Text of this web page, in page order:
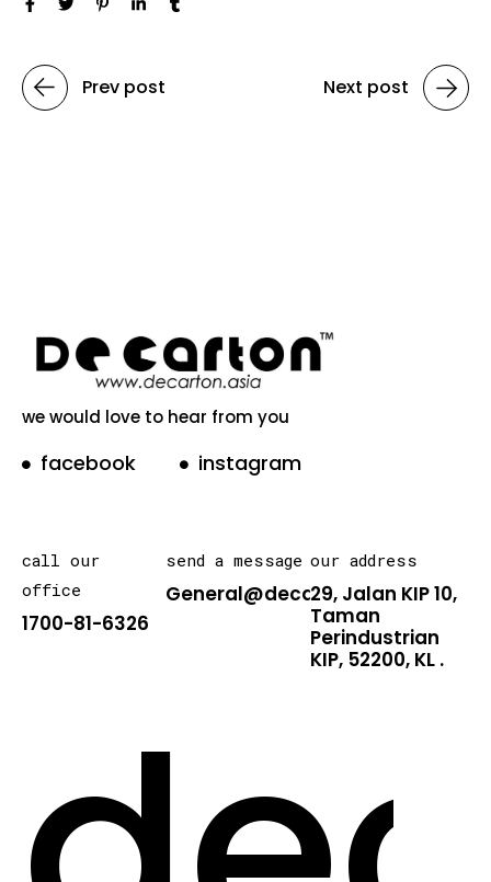
Prev post Next post
we would love to hear from you
facebook instagram
call our
office
1700-81-6326
send a message
General@decarton.asia
our address
29, Jalan KIP 10,
Taman
Perindustrian
KIP, 52200, KL .